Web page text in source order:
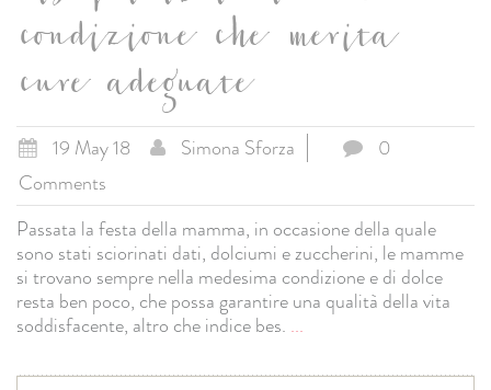
condizione che merita
cure adeguate
19 May 18 Simona Sforza
0
Comments
Passata la festa della mamma, in occasione della quale
sono stati sciorinati dati, dolciumi e zuccherini, le mamme
si trovano sempre nella medesima condizione e di dolce
resta ben poco, che possa garantire una qualità della vita
soddisfacente, altro che indice bes. ...